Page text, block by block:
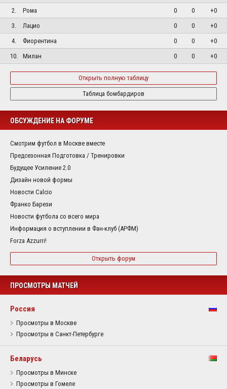
2.
Рома 0 0
+0
3.
Лацио 0 0
+0
4.
Фиорентина 0 0
+0
10.
Милан 0 0 +0
Открыть полную таблицу
Таблица бомбардиров
ОБСУЖДЕНИЕ НА ФОРУМЕ
Смотрим футбол в Москве вместе
Предсезонная Подготовка / Тренировки
Будущее Усиление 2.0
Дизайн новой формы
Новости Calcio
Франко Барези
Новости футбола со всего мира
Информация о вступлении в Фан-клуб (АРФМ)
Forza Azzurri!
Открыть форум
ПРОСМОТРЫ МАТЧЕЙ
Россия
Просмотры в Москве
Просмотры в Санкт-Петербурге
Беларусь
Просмотры в Минске
Просмотры в Гомеле